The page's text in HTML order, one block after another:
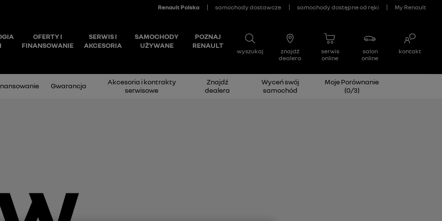
Gwarancja
Akcesoria i kontrakty
serwisowe
Znajdź
dealera
Wyceń swój
samochód
Moje Porównanie
(0/3)